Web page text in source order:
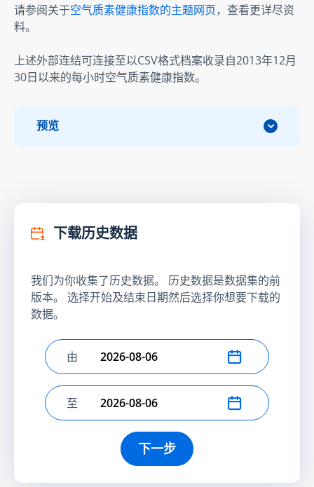
请参阅关于空气质素健康指数的主题网页，查看更详尽资
料。
上述外部连结可连接至以CSV格式档案收录自2013年12月
30日以来的每小时空气质素健康指数。
预览
下载历史数据
我们为你收集了历史数据。 历史数据是数据集的前
版本。 选择开始及结束日期然后选择你想要下载的
数据。
选择开始日期
由
选择结束日期
至
下一步